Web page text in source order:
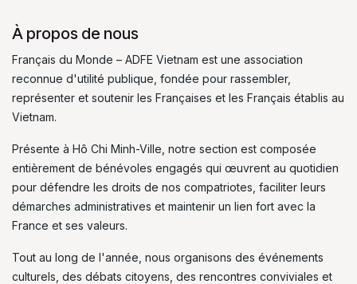
À propos de nous
Français du Monde – ADFE Vietnam est une association
reconnue d'utilité publique, fondée pour rassembler,
représenter et soutenir les Françaises et les Français établis au
Vietnam.
Présente à Hô Chi Minh-Ville, notre section est composée
entièrement de bénévoles engagés qui œuvrent au quotidien
pour défendre les droits de nos compatriotes, faciliter leurs
démarches administratives et maintenir un lien fort avec la
France et ses valeurs.
Tout au long de l'année, nous organisons des événements
culturels, des débats citoyens, des rencontres conviviales et